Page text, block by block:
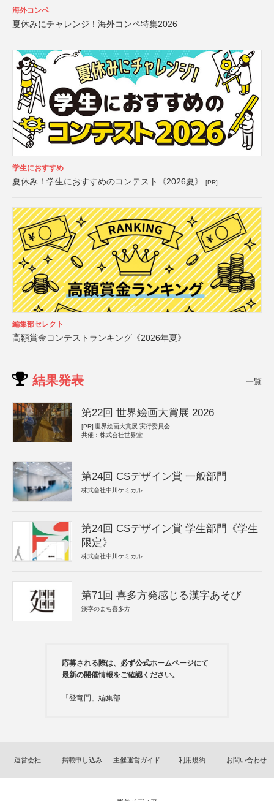
海外コンペ
夏休みにチャレンジ！海外コンペ特集2026
学生におすすめ
夏休み！学生におすすめのコンテスト《2026夏》 [PR]
編集部セレクト
高額賞金コンテストランキング《2026年夏》
結果発表 一覧
第22回 世界絵画大賞展 2026
[PR] 世界絵画大賞展 実行委員会
共催：株式会社世界堂
第24回 CSデザイン賞 一般部門
株式会社中川ケミカル
第24回 CSデザイン賞 学生部門《学生
限定》
株式会社中川ケミカル
第71回 喜多方発感じる漢字あそび
漢字のまち喜多方
応募される際は、必ず公式ホームページにて
最新の開催情報をご確認ください。
「登竜門」編集部
運営会社 掲載申し込み 主催運営ガイド 利用規約 お問い合わせ